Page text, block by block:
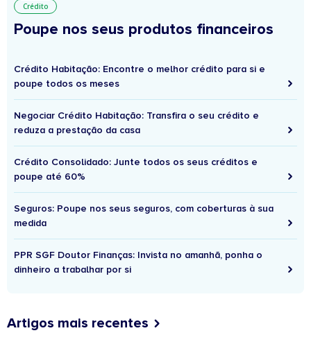
Crédito
Poupe nos seus produtos financeiros
Crédito Habitação: Encontre o melhor crédito para si e
poupe todos os meses
Negociar Crédito Habitação: Transfira o seu crédito e
reduza a prestação da casa
Crédito Consolidado: Junte todos os seus créditos e
poupe até 60%
Seguros: Poupe nos seus seguros, com coberturas à sua
medida
PPR SGF Doutor Finanças: Invista no amanhã, ponha o
dinheiro a trabalhar por si
Artigos mais recentes